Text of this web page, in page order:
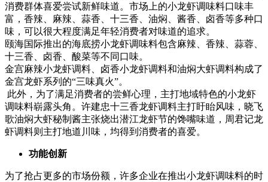
消费群体喜爱尝试新鲜味道。市场上的小龙虾调味料口味丰
富，香辣、麻辣、蒜香、十三香、油焖、酱香、卤香等多种口
味，可以很大程度满足年轻消费者对味道的追求。
颐海国际推出的海底捞小龙虾调味料包含麻辣、香辣、蒜蓉、
十三香、卤香、酸菜等不同口味。
金宫麻辣小龙虾调料、卤香小龙虾调料和油焖大虾调料构成了
金宫龙虾系列的“三味真火”。
此外，为了满足消费者的尝鲜心理，主打地域特色的小龙虾
调味料崭露头角。许建忠十三香龙虾调料主打盱眙风味，晓飞
歌油焖大虾秘制酱主张烧出潜江龙虾节的馋嘴味道，周君记龙
虾调料则主打地道川味，均得到消费者的喜爱。
功能创新
为了抢占更多的市场份额，许多企业在推出小龙虾调味料的时